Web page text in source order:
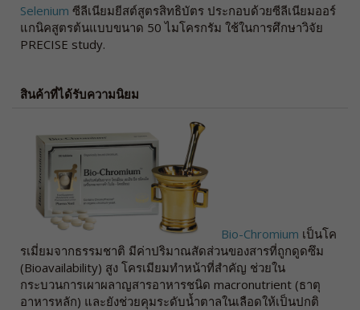
Selenium ซีลีเนียมยีสต์สูตรสิทธิบัตร ประกอบด้วยซีลีเนียมออร์
แกนิคสูตรต้นแบบขนาด 50 ไมโครกรัม ใช้ในการศึกษาวิจัย
PRECISE study.
สินค้าที่ได้รับความนิยม
Bio-Chromium เป็นโค
รเมี่ยมจากธรรมชาติ มีค่าปริมาณสัดส่วนของสารที่ถูกดูดซึม
(Bioavailability) สูง โครเมียมทำหน้าที่สำคัญ ช่วยใน
กระบวนการเผาผลาญสารอาหารชนิด macronutrient (ธาตุ
อาหารหลัก) และยังช่วยคุมระดับน้ำตาลในเลือดให้เป็นปกติ